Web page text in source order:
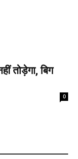
तोड़ेगा, बिग
0